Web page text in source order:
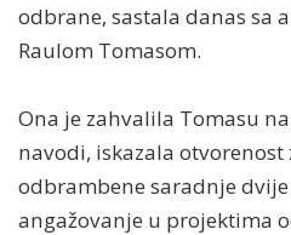
odbrane, sastala danas sa
Raulom Tomasom.
Ona je zahvalila Tomasu
navodi, iskazala otvorenost
odbrambene saradnje
angažovanje u projektima